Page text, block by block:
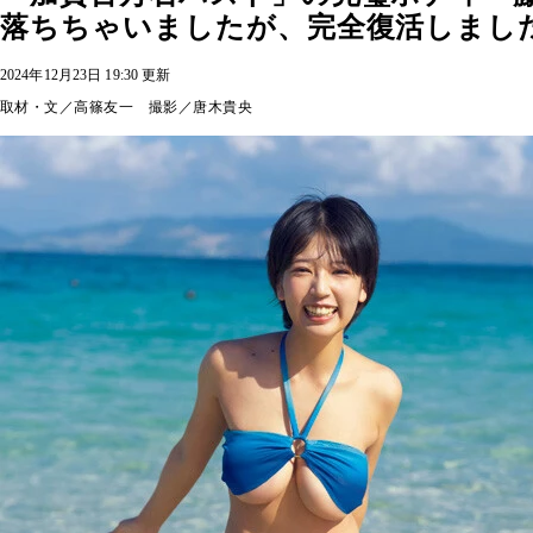
落ちちゃいましたが、完全復活しまし
2024年12月23日 19:30 更新
取材・文／高篠友一 撮影／唐木貴央